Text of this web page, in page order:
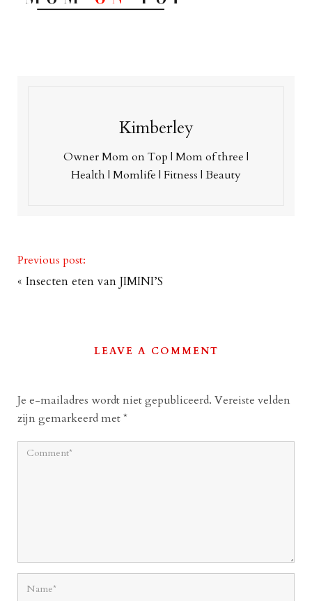
Kimberley
Owner Mom on Top | Mom of three |
Health | Momlife | Fitness | Beauty
Previous post:
« Insecten eten van JIMINI’S
LEAVE A COMMENT
Je e-mailadres wordt niet gepubliceerd. Vereiste velden
zijn gemarkeerd met*